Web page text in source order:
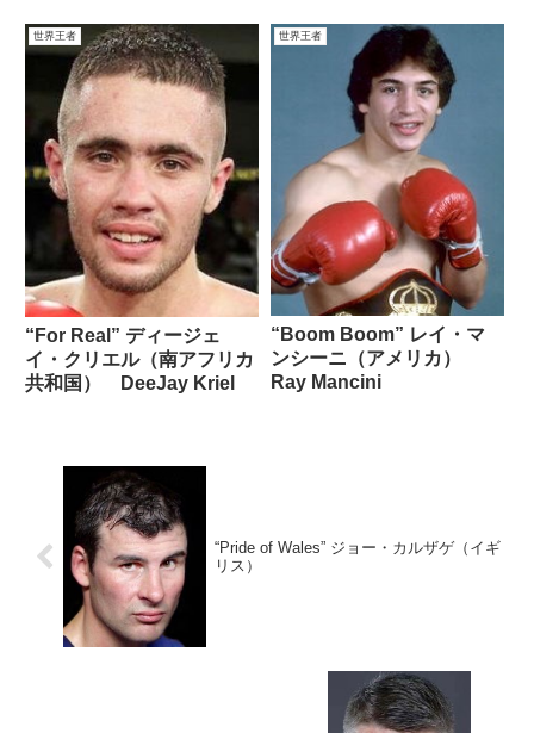
世界王者
“For Real” ディージェ
イ・クリエル（南アフリカ
共和国） DeeJay Kriel
世界王者
“Boom Boom” レイ・マ
ンシーニ（アメリカ）
Ray Mancini
“Pride of Wales” ジョー・カルザゲ（イギ
リス）